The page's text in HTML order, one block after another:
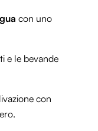
con uno
e le bevande
con